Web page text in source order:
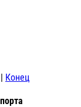
| Конец